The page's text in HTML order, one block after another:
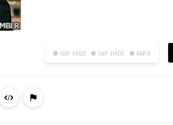
● GIF (SD) ● GIF (HD) ● MP4